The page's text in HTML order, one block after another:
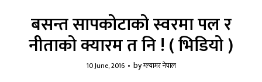
बसन्त सापकोटाको स्वरमा पल र
नीताको क्यारम त नि ! ( भिडियो )
10 June, 2016 byग्ल्यामर नेपाल